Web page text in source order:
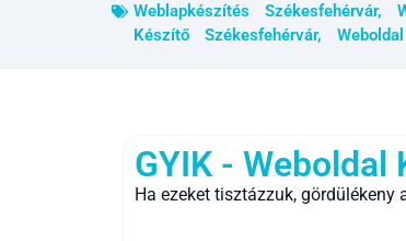
Weblapkészítés Székesfehérvár,
Készítő Székesfehérvár,
GYIK - Weboldal
Ha ezeket tisztázzuk, gördülékeny